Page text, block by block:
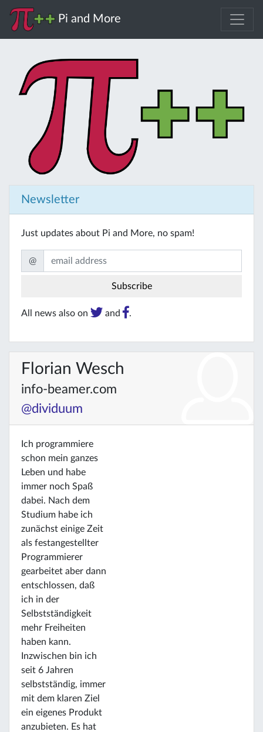
Pi and More
Newsletter
Just updates about Pi and More, no spam!
@
All news also on and .
Florian Wesch
info-beamer.com
@dividuum
Ich programmiere
schon mein ganzes
Leben und habe
immer noch Spaß
dabei. Nach dem
Studium habe ich
zunächst einige Zeit
als festangestellter
Programmierer
gearbeitet aber dann
entschlossen, daß
ich in der
Selbstständigkeit
mehr Freiheiten
haben kann.
Inzwischen bin ich
seit 6 Jahren
selbstständig, immer
mit dem klaren Ziel
ein eigenes Produkt
anzubieten. Es hat